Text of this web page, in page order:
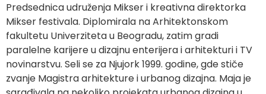
Predsednica udruženja Mikser i kreativna direktorka
Mikser festivala. Diplomirala na Arhitektonskom
fakultetu Univerziteta u Beogradu, zatim gradi
paralelne karijere u dizajnu enterijera i arhitekturi i TV
novinarstvu. Seli se za Njujork 1999. godine, gde stiče
zvanje Magistra arhitekture i urbanog dizajna. Maja je